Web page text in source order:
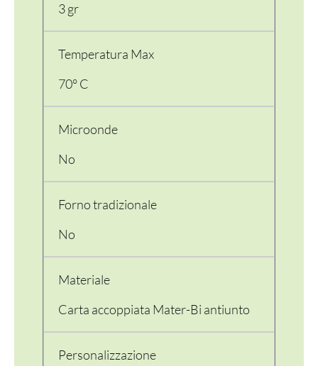
PER LA TAVOLA
FINGER E GELATO
VASSOI E COTTURA
TERMOSALDABILI
PERSONALIZZATI
3 gr
Temperatura Max
70° C
Microonde
No
Forno tradizionale
No
Materiale
Carta accoppiata Mater-Bi antiunto
Personalizzazione